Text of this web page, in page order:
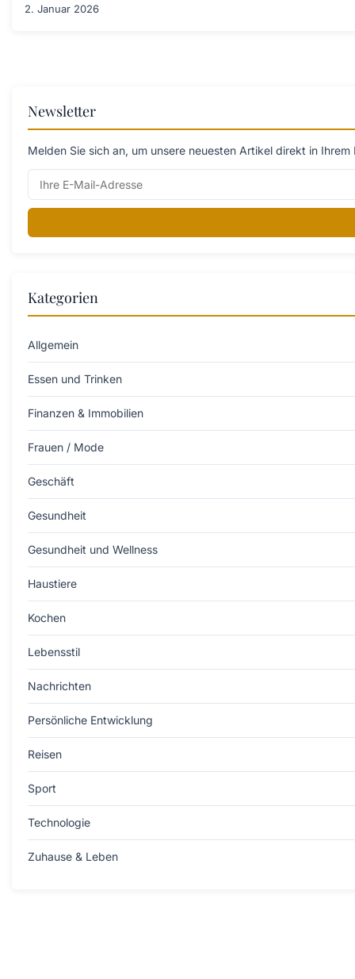
2. Januar 2026
Newsletter
Melden Sie sich an, um unsere neuesten Artikel direkt in
Kategorien
Allgemein
Essen und Trinken
Finanzen & Immobilien
Frauen / Mode
Geschäft
Gesundheit
Gesundheit und Wellness
Haustiere
Kochen
Lebensstil
Nachrichten
Persönliche Entwicklung
Reisen
Sport
Technologie
Zuhause & Leben